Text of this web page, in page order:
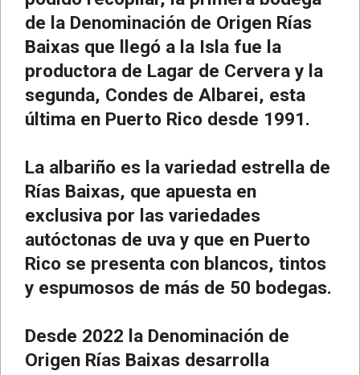
de la Denominación de Origen Rías
Baixas que llegó a la Isla fue la
productora de Lagar de Cervera y la
segunda, Condes de Albarei, esta
última en Puerto Rico desde 1991.
La albariño es la variedad estrella de
Rías Baixas, que apuesta en
exclusiva por las variedades
autóctonas de uva y que en Puerto
Rico se presenta con blancos, tintos
y espumosos de más de 50 bodegas.
Desde 2022 la Denominación de
Origen Rías Baixas desarrolla